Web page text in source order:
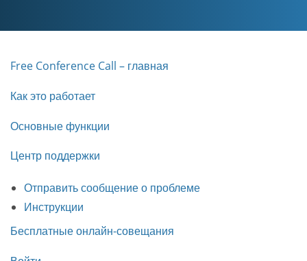
Free Conference Call – главная
Как это работает
Основные функции
Центр поддержки
Отправить сообщение о проблеме
Инструкции
Бесплатные онлайн-совещания